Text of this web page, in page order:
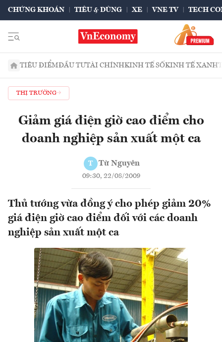
CHỨNG KHOÁN TIÊU & DÙNG XE VNE TV TECH
TIÊU ĐIỂMĐẦU TƯTÀI CHÍNHKINH TẾ SỐKINH TẾ XANH
THỊ TRƯỜNG
Giảm giá điện giờ cao điểm cho
doanh nghiệp sản xuất một ca
T Từ Nguyên
09:30, 22/08/2009
Thủ tướng vừa đồng ý cho phép giảm 20%
giá điện giờ cao điểm đối với các doanh
nghiệp sản xuất một ca